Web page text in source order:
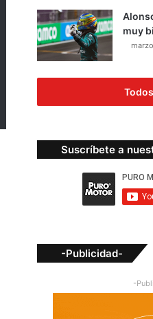
muy
Suscríbete a
-Publicidad-
-